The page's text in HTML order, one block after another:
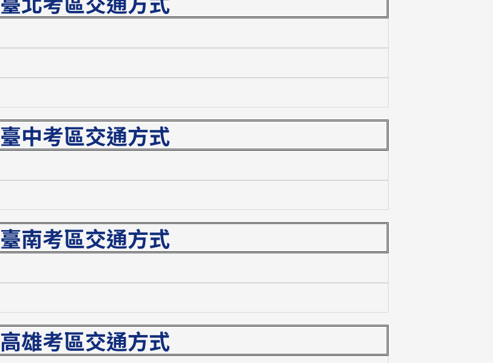
臺中考區交通方式
臺南考區交通方式
高雄考區交通方式